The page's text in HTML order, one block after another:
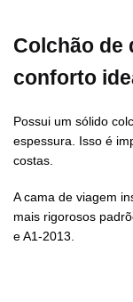
Colchão de
conforto
Possui um sólido
espessura. Isso é
costas.
A cama de viagem
mais rigorosos
e A1-2013.